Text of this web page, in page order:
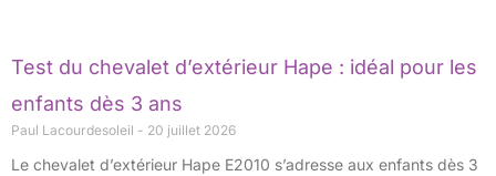
Test du chevalet d’extérieur Hape : idéal pour les
enfants dès 3 ans
Paul Lacourdesoleil 20 juillet 2026
Le chevalet d’extérieur Hape E2010 s’adresse aux enfants dès 3